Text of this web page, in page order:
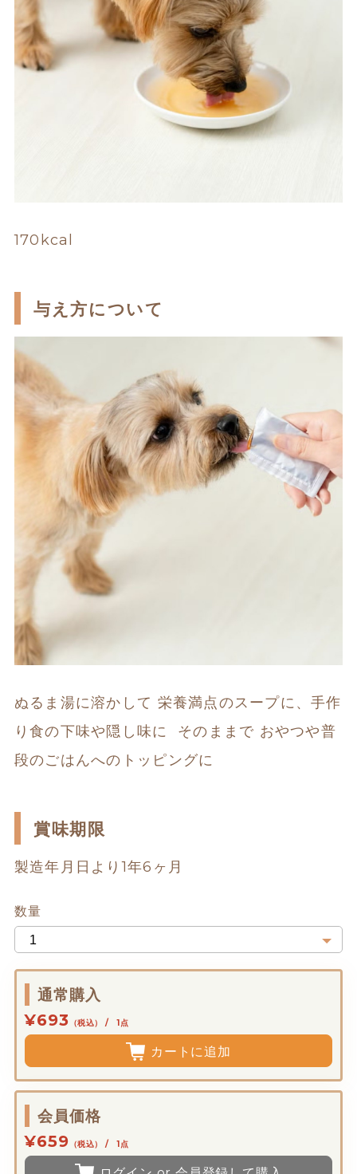
170kcal
与え方について
ぬるま湯に溶かして 栄養満点のスープに、手作
り食の下味や隠し味に  そのままで おやつや普
段のごはんへのトッピングに
賞味期限
製造年月日より1年6ヶ月
数量
通常購入
¥693 （税込） / 1点
カートに追加
会員価格
¥659 （税込） / 1点